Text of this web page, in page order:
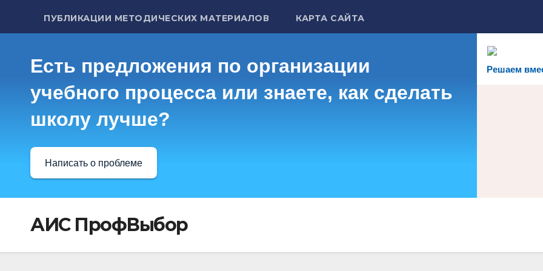
ПУБЛИКАЦИИ МЕТОДИЧЕСКИХ МАТЕРИАЛОВ КАРТА САЙТА
Решаем
Есть предложения по организации
учебного процесса или знаете, как сделать
школу лучше?
Написать о проблеме
АИС ПрофВыбор